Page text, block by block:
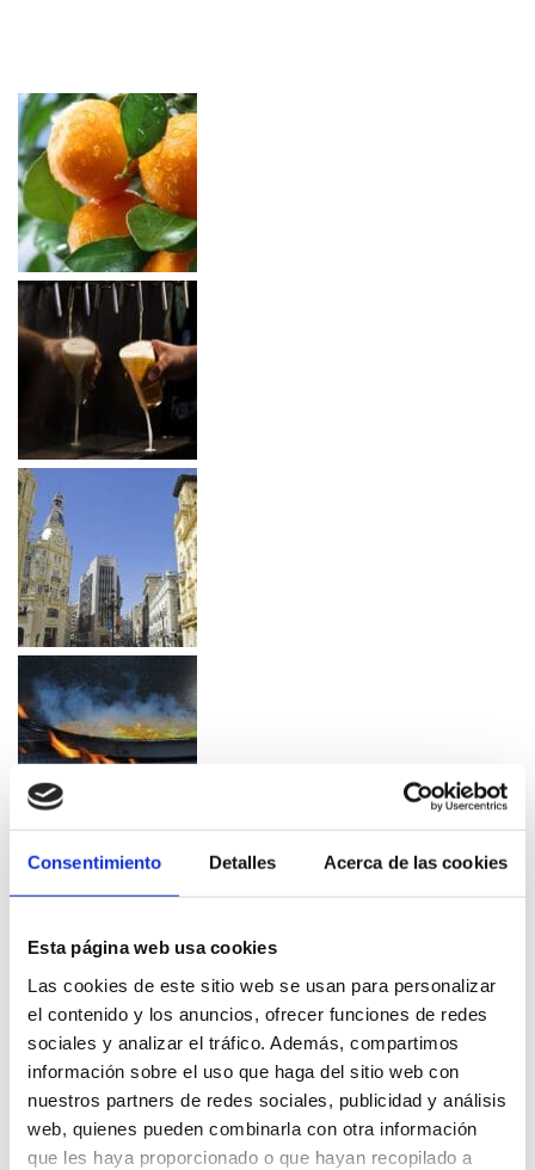
Consentimiento Detalles Acerca de las cookies
Esta página web usa cookies
Las cookies de este sitio web se usan para personalizar
el contenido y los anuncios, ofrecer funciones de redes
sociales y analizar el tráfico. Además, compartimos
información sobre el uso que haga del sitio web con
nuestros partners de redes sociales, publicidad y análisis
web, quienes pueden combinarla con otra información
que les haya proporcionado o que hayan recopilado a